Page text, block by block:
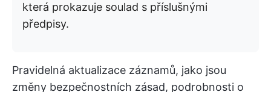
která prokazuje soulad s příslušnými
předpisy.
Pravidelná aktualizace záznamů, jako jsou
změny bezpečnostních zásad, podrobnosti o